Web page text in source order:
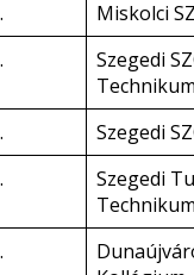
Miskolci
Szegedi
Technikum
Szegedi
Szegedi